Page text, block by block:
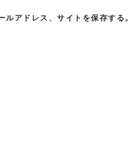
アドレス、サイトを保存する。